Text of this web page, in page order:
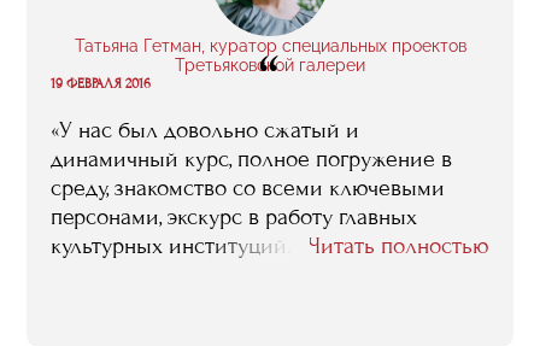
с клубами, с федерациями, с компаниями,
где они работают, я всех потенциальных
абитуриентов призываю высоко ценить, и
Татьяна Гетман, куратор специальных проектов
Третьяковской галереи
“
19 ФЕВРАЛЯ 2016
«У нас был довольно сжатый и
динамичный курс, полное погружение в
среду, знакомство со всеми ключевыми
персонами, экскурс в работу главных
культурных институций. После окончания
Читать полностью